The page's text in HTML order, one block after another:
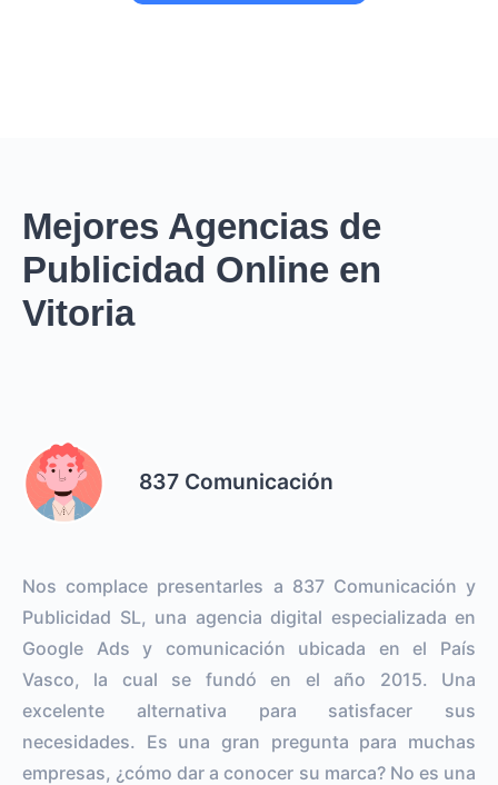
Mejores Agencias de
Publicidad Online en
Vitoria
837 Comunicación
Nos complace presentarles a 837 Comunicación y
Publicidad SL, una agencia digital especializada en
Google Ads y comunicación ubicada en el País
Vasco, la cual se fundó en el año 2015. Una
excelente alternativa para satisfacer sus
necesidades. Es una gran pregunta para muchas
empresas, ¿cómo dar a conocer su marca? No es una